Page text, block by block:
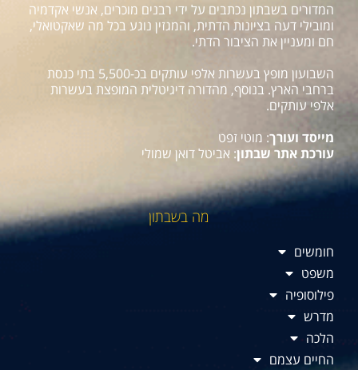
המדורים בשבתון נכתבים על ידי רבנים מוכרים, אנשי אקדמיה
ומובילי דעה בציונות הדתית, והמגזין נוגע בכל מה שאקטואלי,
חם ומעניין את הציבור הדתי.
השבועון מופץ בעשרות אלפי עותקים בכ-5,500 בתי כנסת
ברחבי הארץ. בנוסף, מהדורה דיגיטלית המופצת בעשרות
אלפי עותקים.
מייסד ועורך: מוטי זפט
עורכת אתר שבתון: אביטל דואן שמולי
מה בשבתון
חומשים
משפט
פילוסופיה
מדרש
הלכה
החיים עצמם